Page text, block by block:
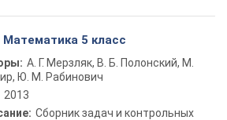
5 класс
А. Г. Мерзляк, В. Б. Полонский, М.
Ю. М. Рабинович
2013
Сборник задач и контрольных